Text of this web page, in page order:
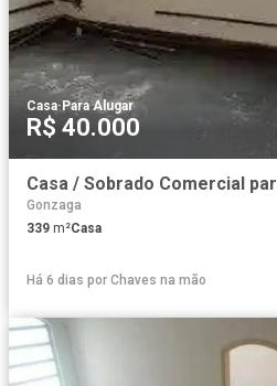
Casa· Para Alugar
R$ 40.000
Gonzaga
339 m²Casa
Há 6 dias por Chaves na mão